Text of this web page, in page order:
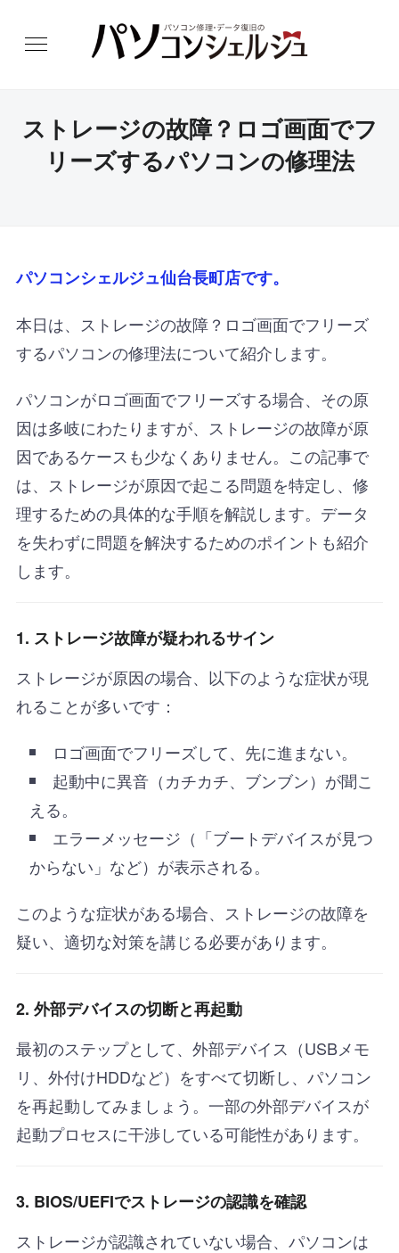
ストレージの故障？ロゴ画面でフ
リーズするパソコンの修理法
パソコンシェルジュ仙台長町店です。
本日は、ストレージの故障？ロゴ画面でフリーズ
するパソコンの修理法について紹介します。
パソコンがロゴ画面でフリーズする場合、その原
因は多岐にわたりますが、ストレージの故障が原
因であるケースも少なくありません。この記事で
は、ストレージが原因で起こる問題を特定し、修
理するための具体的な手順を解説します。データ
を失わずに問題を解決するためのポイントも紹介
します。
1. ストレージ故障が疑われるサイン
ストレージが原因の場合、以下のような症状が現
れることが多いです：
ロゴ画面でフリーズして、先に進まない。
起動中に異音（カチカチ、ブンブン）が聞こ
える。
エラーメッセージ（「ブートデバイスが見つ
からない」など）が表示される。
このような症状がある場合、ストレージの故障を
疑い、適切な対策を講じる必要があります。
2. 外部デバイスの切断と再起動
最初のステップとして、外部デバイス（USBメモ
リ、外付けHDDなど）をすべて切断し、パソコン
を再起動してみましょう。一部の外部デバイスが
起動プロセスに干渉している可能性があります。
3. BIOS/UEFIでストレージの認識を確認
ストレージが認識されていない場合、パソコンは